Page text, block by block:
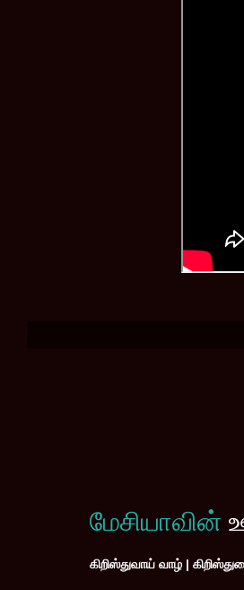
மேசியாவின்
கிறிஸ்துவாய் வாழ் |